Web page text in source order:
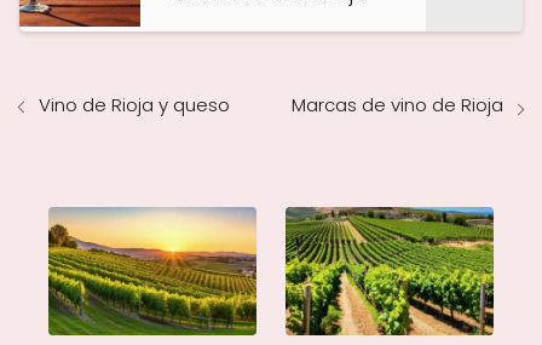
Vino de Rioja y queso Marcas de vino de Rioja